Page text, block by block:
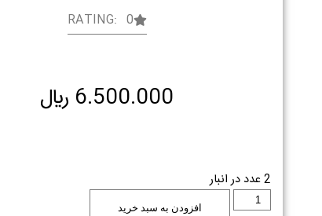
RATING: 0
6.500.000 ﷼
2 عدد در انبار
افزودن به سبد خرید